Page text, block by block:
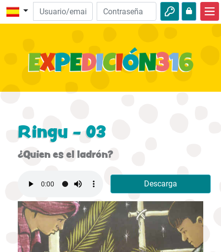
Descubre la Biblia
Aventuras
Actividades
Ringu - 03
¿Quien es el ladrón?
Descarga